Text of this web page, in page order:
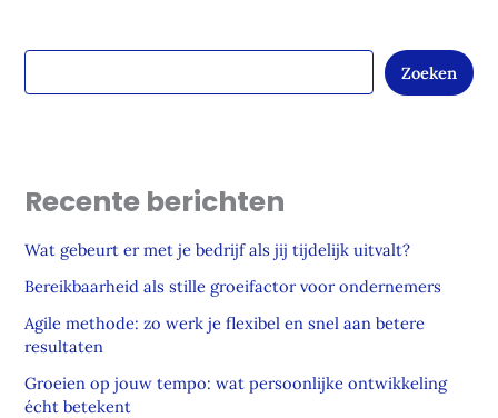
Zoeken
Recente berichten
Wat gebeurt er met je bedrijf als jij tijdelijk uitvalt?
Bereikbaarheid als stille groeifactor voor ondernemers
Agile methode: zo werk je flexibel en snel aan betere
resultaten
Groeien op jouw tempo: wat persoonlijke ontwikkeling
écht betekent